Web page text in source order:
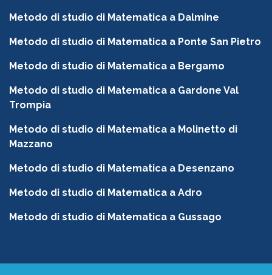
Metodo di studio di Matematica a Dalmine
Metodo di studio di Matematica a Ponte San Pietro
Metodo di studio di Matematica a Bergamo
Metodo di studio di Matematica a Gardone Val
Trompia
Metodo di studio di Matematica a Molinetto di
Mazzano
Metodo di studio di Matematica a Desenzano
Metodo di studio di Matematica a Adro
Metodo di studio di Matematica a Gussago